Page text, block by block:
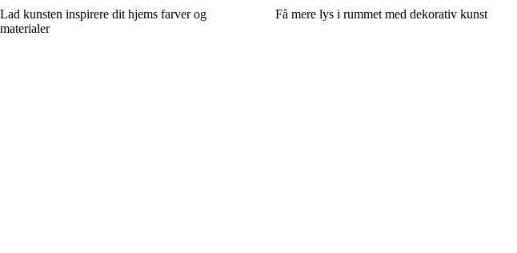
Lad kunsten inspirere dit hjems farver og
materialer
Få mere lys i rummet med dekorativ kunst